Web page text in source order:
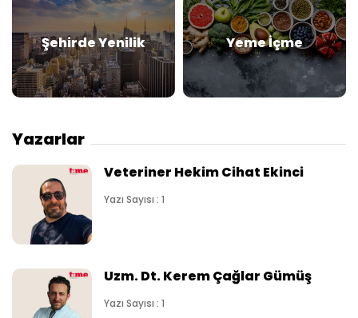
Şehirde Yenilik Yeme İçme
Yazarlar
Veteriner Hekim Cihat Ekinci
Yazı Sayısı : 1
Uzm. Dt. Kerem Çağlar Gümüş
Yazı Sayısı : 1